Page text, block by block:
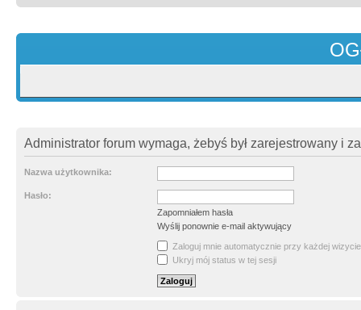
Administrator forum wymaga, żebyś był zarejestrowany i
Nazwa użytkownika:
Hasło:
Zapomniałem hasła
Wyślij ponownie e-mail aktywujący
Zaloguj mnie automatycznie przy każdej wizycie
Ukryj mój status w tej sesji